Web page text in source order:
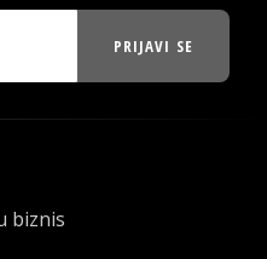
PRIJAVI SE
biznis